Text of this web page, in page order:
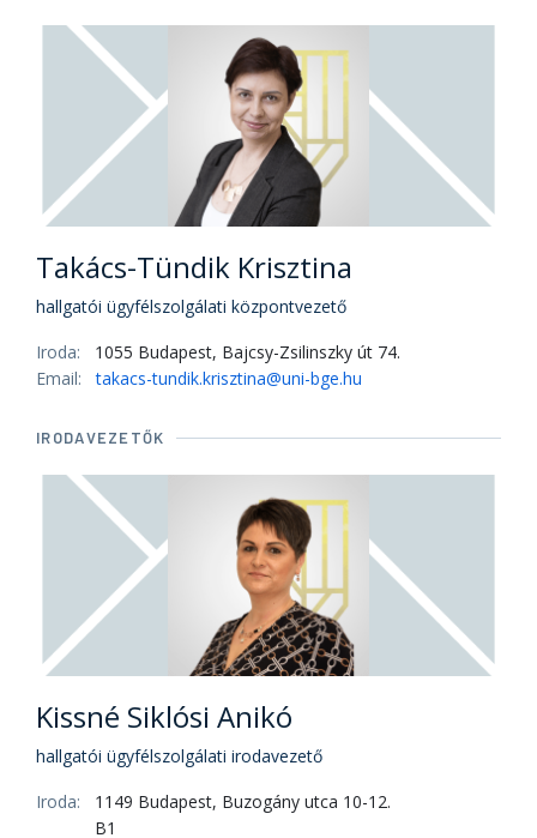
Takács-Tündik Krisztina
hallgatói ügyfélszolgálati központvezető
Iroda:
1055 Budapest, Bajcsy-Zsilinszky út 74.
Email:
takacs-tundik.krisztina@uni-bge.hu
IRODAVEZETŐK
Kissné Siklósi Anikó
hallgatói ügyfélszolgálati irodavezető
Iroda:
1149 Budapest, Buzogány utca 10-12.
B1